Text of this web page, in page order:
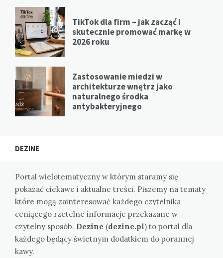
TikTok dla firm – jak zacząć i
skutecznie promować markę w
2026 roku
Zastosowanie miedzi w
architekturze wnętrz jako
naturalnego środka
antybakteryjnego
DEZINE
Portal wielotematyczny w którym staramy się
pokazać ciekawe i aktualne treści. Piszemy na tematy
które mogą zainteresować każdego czytelnika
ceniącego rzetelne informacje przekazane w
czytelny sposób. Dezine (dezine.pl) to portal dla
każdego będący świetnym dodatkiem do porannej
kawy.